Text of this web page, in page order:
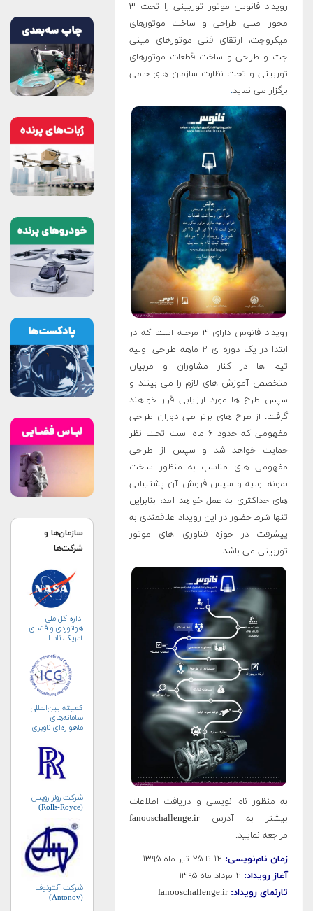
رویداد فانوس موتور توربینی را تحت ۳
محور اصلی طراحی و ساخت موتورهای
میکروجت، ارتقای فنی موتورهای مینی
جت و طراحی و ساخت قطعات موتورهای
توربینی و تحت نظارت سازمان های حامی
برگزار می نماید.
رویداد فانوس دارای ۳ مرحله است که در
ابتدا در یک دوره ی ۲ ماهه طراحی اولیه
تیم ها در کنار مشاوران و مربیان
متخصص آموزش های لازم را می بینند و
سپس طرح ها مورد ارزیابی قرار خواهند
گرفت. از طرح های برتر طی دوران طراحی
مفهومی که حدود ۶ ماه است تحت نظر
حمایت خواهد شد و سپس از طراحی
مفهومی های مناسب به منظور ساخت
نمونه اولیه و سپس فروش آن پشتیبانی
های حداکثری به عمل خواهد آمد، بنابراین
تنها شرط حضور در این رویداد علاقمندی به
پیشرفت در حوزه فناوری های موتور
توربینی می باشد.
به منظور نام نویسی و دریافت اطلاعات
بیشتر به آدرس fanooschallenge.ir
مراجعه نمایید.
زمان نام‌نویسی:
آغاز رویداد:
تارنمای رویداد:fanooschallenge.ir
سازمان‌ها و
شرکت‌ها
اداره کل ملی
هوانوردی و فضای
آمریکا، ناسا
کمیته بین‌المللی
سامانه‌های
ماهواره‌ای ناوبری
شرکت رولز-رویس
(Rolls-Royce)
شرکت آنتونوف
(Antonov)